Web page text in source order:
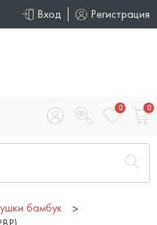
Вход Регистрация
0 0
бамбук